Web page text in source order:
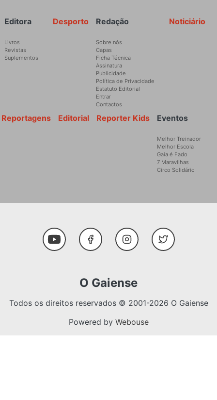
Rodapé Noticiário
Redação
Sobre nós
Capas
Ficha Técnica
Assinatura
Publicidade
Política de Privacidade
Estatuto Editorial
Entrar
Contactos
Desporto
Editora
Livros
Revistas
Suplementos
Eventos
Melhor Treinador
Melhor Escola
Gaia é Fado
7 Maravilhas
Circo Solidário
Reporter Kids
Editorial
Reportagens
Social Media
Youtube FacebookInstagramTwitter
O Gaiense
Todos os direitos reservados © 2001-2026 O Gaiense
Powered by Webouse